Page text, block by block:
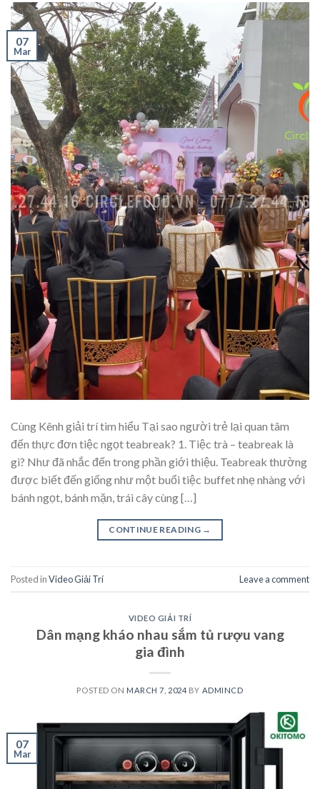
07
Mar
Cùng Kênh giải trí tìm hiểu Tại sao người trẻ lại quan tâm
đến thực đơn tiệc ngọt teabreak? 1. Tiệc trà – teabreak là
gì? Như đã nhắc đến trong phần giới thiệu. Teabreak thường
được biết đến giống như một buổi tiệc buffet nhẹ nhàng với
bánh ngọt, bánh mặn, trái cây cùng […]
CONTINUE READING →
Posted inVideo Giải Trí Leave a comment
VIDEO GIẢI TRÍ
Dân mạng kháo nhau sắm tủ rượu vang
gia đình
POSTED ON MARCH 7, 2024 BY ADMINCD
07
Mar